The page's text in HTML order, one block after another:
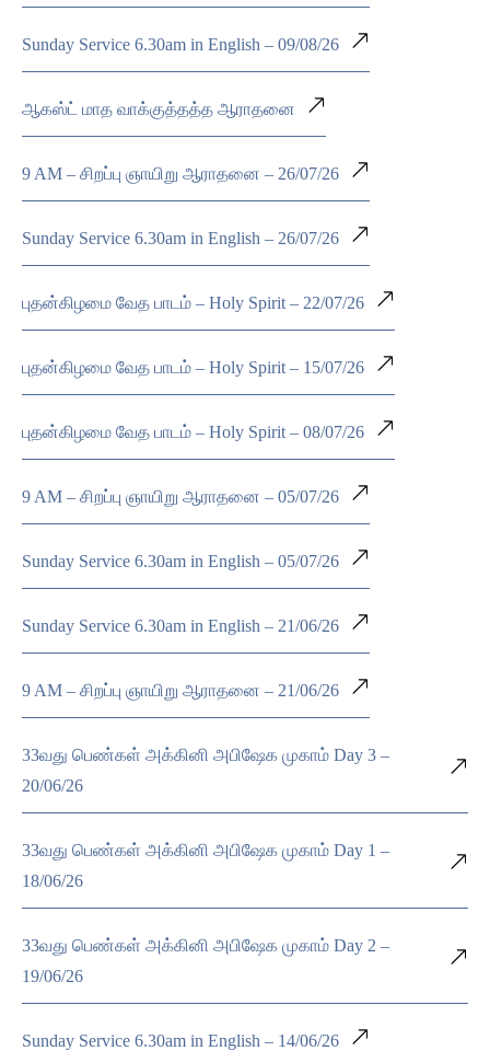
Sunday Service 6.30am in English – 09/08/26
ஆகஸ்ட் மாத வாக்குத்தத்த ஆராதனை
9 AM – சிறப்பு ஞாயிறு ஆராதனை – 26/07/26
Sunday Service 6.30am in English – 26/07/26
புதன்கிழமை வேத பாடம் – Holy Spirit – 22/07/26
புதன்கிழமை வேத பாடம் – Holy Spirit – 15/07/26
புதன்கிழமை வேத பாடம் – Holy Spirit – 08/07/26
9 AM – சிறப்பு ஞாயிறு ஆராதனை – 05/07/26
Sunday Service 6.30am in English – 05/07/26
Sunday Service 6.30am in English – 21/06/26
9 AM – சிறப்பு ஞாயிறு ஆராதனை – 21/06/26
33வது பெண்கள் அக்கினி அபிஷேக முகாம் Day 3 –
20/06/26
33வது பெண்கள் அக்கினி அபிஷேக முகாம் Day 1 –
18/06/26
33வது பெண்கள் அக்கினி அபிஷேக முகாம் Day 2 –
19/06/26
Sunday Service 6.30am in English – 14/06/26